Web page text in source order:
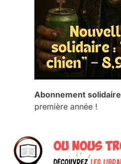
Abonnement solidaire
première année !